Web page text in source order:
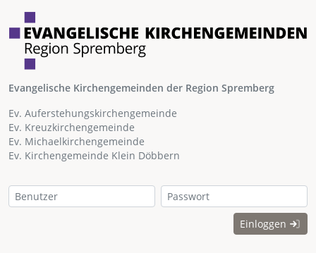
Evangelische Kirchengemeinden der Region Spremberg
Ev. Auferstehungskirchengemeinde
Ev. Kreuzkirchengemeinde
Ev. Michaelkirchengemeinde
Ev. Kirchengemeinde Klein Döbbern
Einloggen